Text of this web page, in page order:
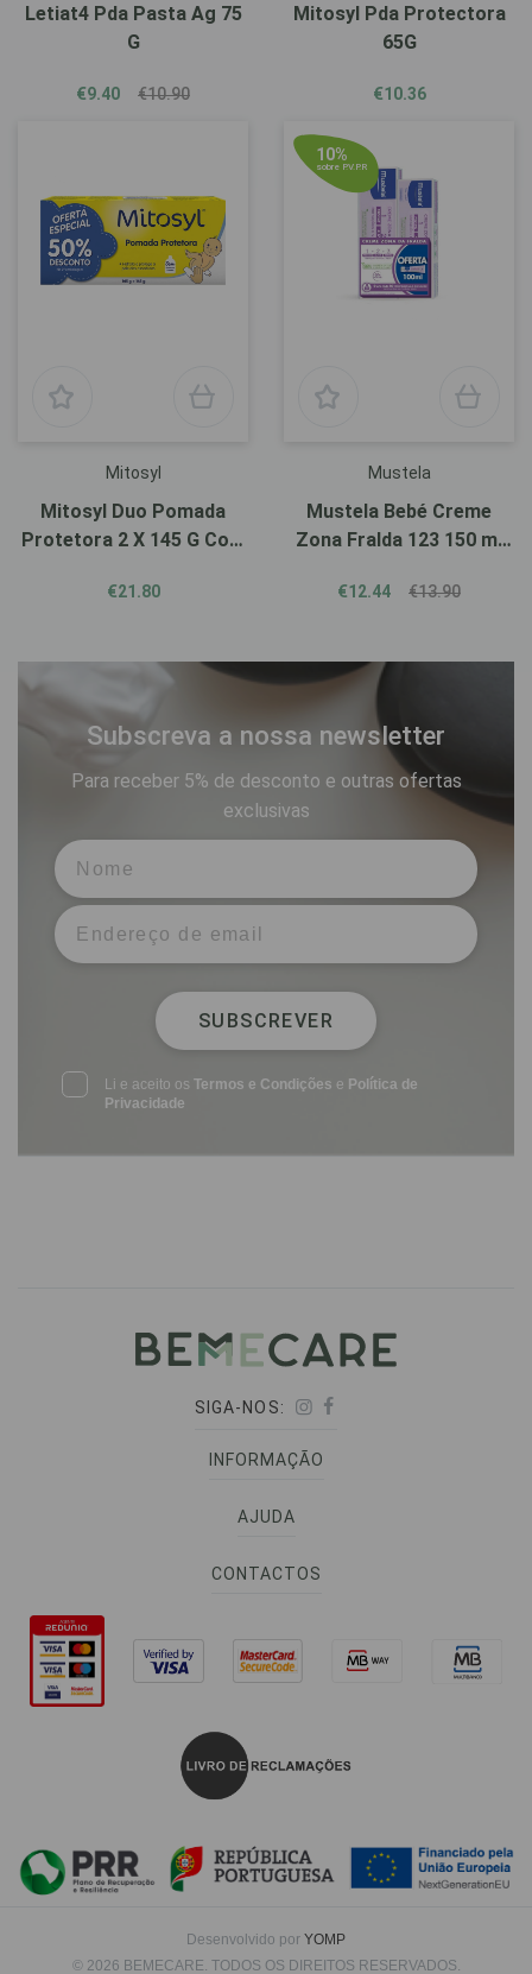
Letiat4 Pda Pasta Ag 75
G
€9.40 €10.90
Mitosyl Pda Protectora
65G
€10.36
Mitosyl
Mitosyl Duo Pomada
Protetora 2 X 145 G Com
Embalagem
€21.80
10%
sobre P.V.P.R
Mustela
Mustela Bebé Creme
Zona Fralda 123 150 ml
Embalagem 100 ml
€12.44 €13.90
Subscreva a nossa newsletter
Para receber 5% de desconto e outras ofertas
exclusivas
SUBSCREVER
Li e aceito osTermos e Condições e Política de
Privacidade
SIGA-NOS:
INFORMAÇÃO
AJUDA
CONTACTOS
Desenvolvido por YOMP
© 2026 BEMECARE. TODOS OS DIREITOS RESERVADOS.